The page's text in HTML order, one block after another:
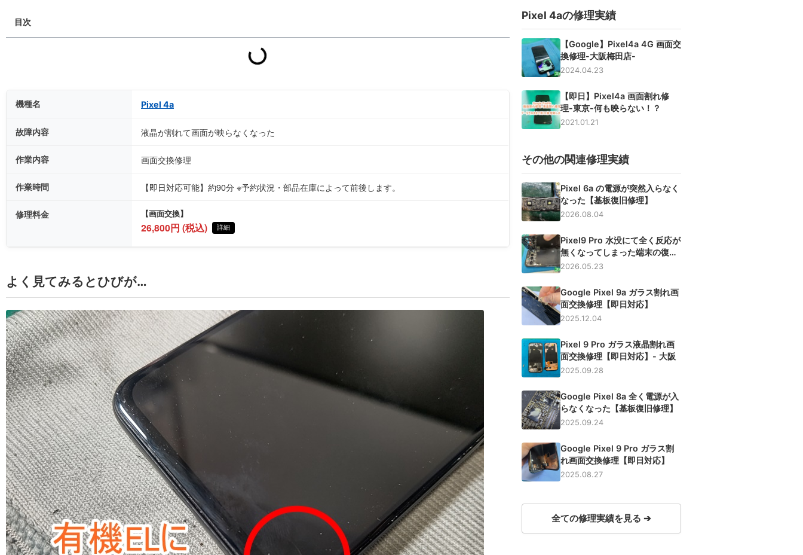
目次
機種名 Pixel 4a
故障内容 液晶が割れて画面が映らなくなった
作業内容 画面交換修理
作業時間 【即日対応可能】約90分 ※予約状況・部品在庫によって前後します。
修理料金 【画面交換】
26,800円 (税込) 詳細
よく見てみるとひびが…
Pixel 4aの修理実績
【Google】Pixel4a 4G 画面交
換修理-大阪梅田店-
2024.04.23
【即日】Pixel4a 画面割れ修
理-東京-何も映らない！？
2021.01.21
その他の関連修理実績
Pixel 6a の電源が突然入らなく
なった【基板復旧修理】
2026.08.04
Pixel9 Pro 水没にて全く反応が
無くなってしまった端末の復旧
【滋賀】
2026.05.23
Google Pixel 9a ガラス割れ画
面交換修理【即日対応】
2025.12.04
Pixel 9 Pro ガラス液晶割れ画
面交換修理【即日対応】- 大阪
2025.09.28
Google Pixel 8a 全く電源が入
らなくなった【基板復旧修理】
2025.09.24
Google Pixel 9 Pro ガラス割
れ画面交換修理【即日対応】
2025.08.27
全ての修理実績を見る ➔